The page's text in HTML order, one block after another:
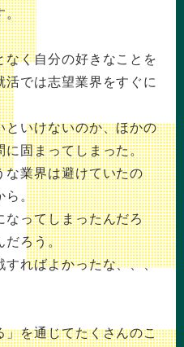
。
く自分の好きなことを
では志望業界をすぐに
といけないのか、ほかの
に固まってしまった。
な業界は避けていたの
ら。
なってしまったんだろ
だろう。
すればよかったな、、、
」を通じてたくさんのこ